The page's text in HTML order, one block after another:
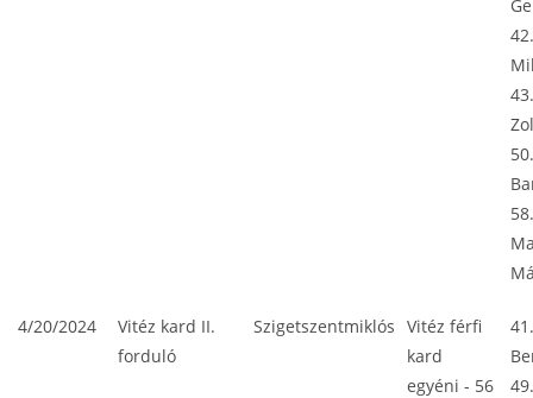
58.
4/20/2024
Vitéz kard II.
forduló
Szigetszentmiklós Vitéz férfi
kard
egyéni - 56